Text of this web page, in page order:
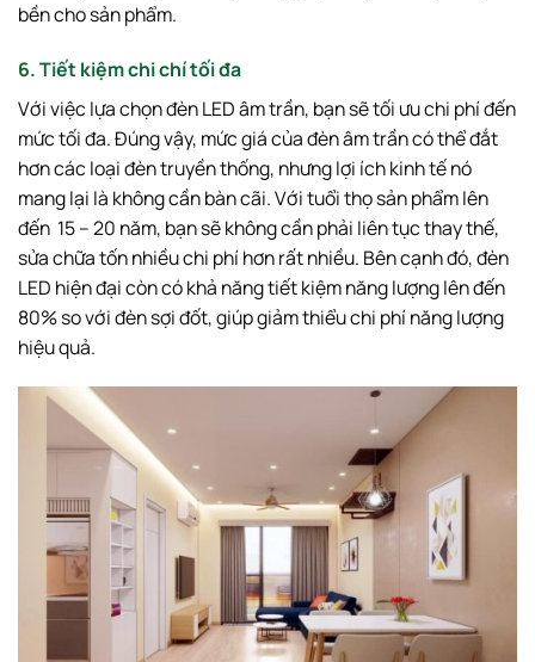
bền cho sản phẩm.
6. Tiết kiệm chi chí tối đa
Với việc lựa chọn đèn LED âm trần, bạn sẽ tối ưu chi phí đến
mức tối đa. Đúng vậy, mức giá của đèn âm trần có thể đắt
hơn các loại đèn truyền thống, nhưng lợi ích kinh tế nó
mang lại là không cần bàn cãi. Với tuổi thọ sản phẩm lên
đến 15 – 20 năm, bạn sẽ không cần phải liên tục thay thế,
sửa chữa tốn nhiều chi phí hơn rất nhiều. Bên cạnh đó, đèn
LED hiện đại còn có khả năng tiết kiệm năng lượng lên đến
80% so với đèn sợi đốt, giúp giảm thiểu chi phí năng lượng
hiệu quả.